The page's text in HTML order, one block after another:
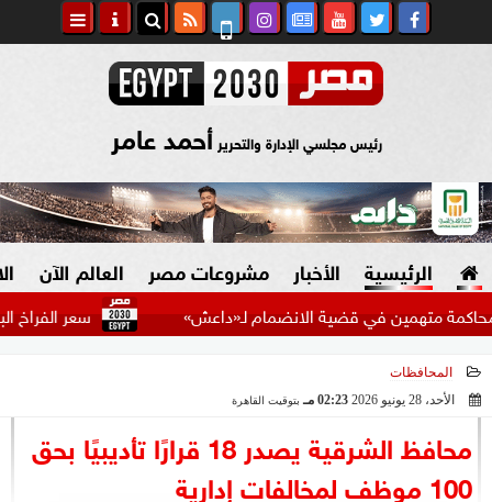
رئيس مجلسي الإدارة والتحرير أحمد عامر
الرئيسية الأخبار
السياسة
الرئاسة
مشروعات مصر العالم الآن
سعر الفراخ البيضاء في قضية الانضمام لـ«داعش»
المحافظات
الأحد، 28 يونيو 2026
02:23 مـ بتوقيت القاهرة
محافظ الشرقية يصدر 18 قرارًا تأديبيًا بحق
100 موظف لمخالفات إدارية